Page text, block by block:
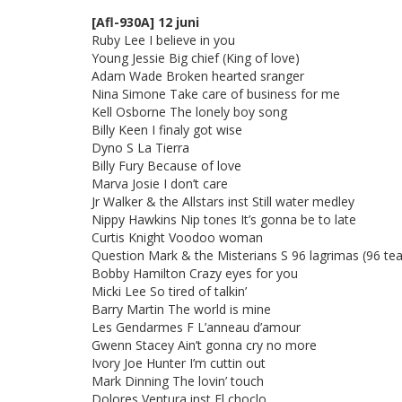
[Afl-930A] 12 juni
Ruby Lee I believe in you
Young Jessie Big chief (King of love)
Adam Wade Broken hearted sranger
Nina Simone Take care of business for me
Kell Osborne The lonely boy song
Billy Keen I finaly got wise
Dyno S La Tierra
Billy Fury Because of love
Marva Josie I don’t care
Jr Walker & the Allstars inst Still water medley
Nippy Hawkins Nip tones It’s gonna be to late
Curtis Knight Voodoo woman
Question Mark & the Misterians S 96 lagrimas (96
Bobby Hamilton Crazy eyes for you
Micki Lee So tired of talkin’
Barry Martin The world is mine
Les Gendarmes F L’anneau d’amour
Gwenn Stacey Ain’t gonna cry no more
Ivory Joe Hunter I’m cuttin out
Mark Dinning The lovin’ touch